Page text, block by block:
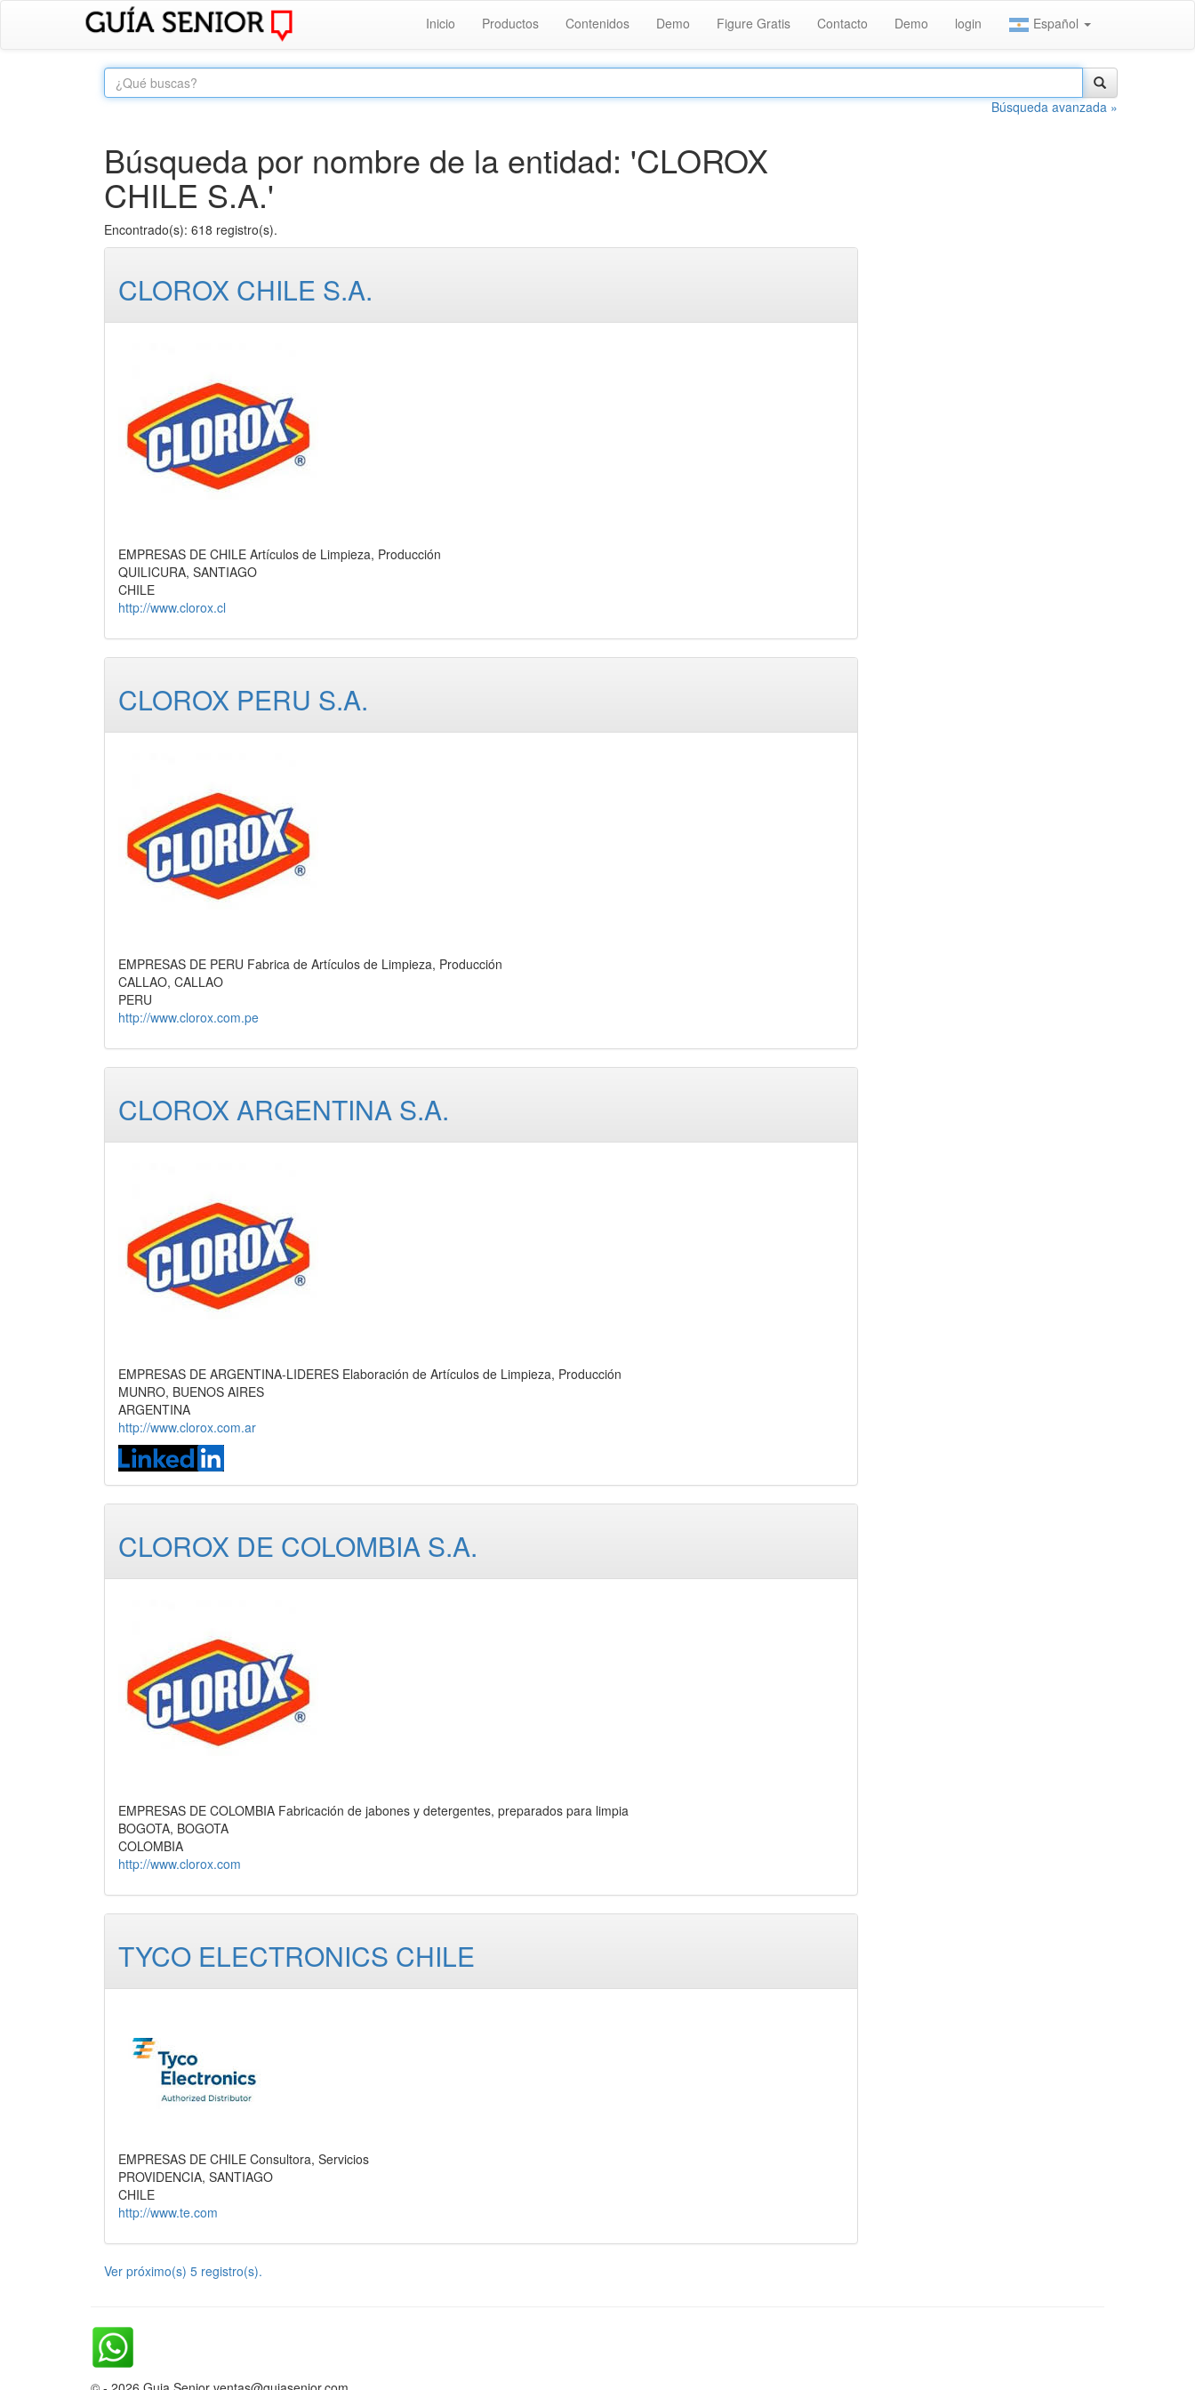
Inicio Productos Contenidos Demo Figure Gratis Contacto Demo login Español
Búsqueda avanzada »
Búsqueda por nombre de la entidad: 'CLOROX
CHILE S.A.'
Encontrado(s): 618 registro(s).
CLOROX CHILE S.A.
EMPRESAS DE CHILE Artículos de Limpieza, Producción
QUILICURA, SANTIAGO
CHILE
http://www.clorox.cl
CLOROX PERU S.A.
EMPRESAS DE PERU Fabrica de Artículos de Limpieza, Producción
CALLAO, CALLAO
PERU
http://www.clorox.com.pe
CLOROX ARGENTINA S.A.
EMPRESAS DE ARGENTINA-LIDERES Elaboración de Artículos de Limpieza, Producción
MUNRO, BUENOS AIRES
ARGENTINA
http://www.clorox.com.ar
CLOROX DE COLOMBIA S.A.
EMPRESAS DE COLOMBIA Fabricación de jabones y detergentes, preparados para limpia
BOGOTA, BOGOTA
COLOMBIA
http://www.clorox.com
TYCO ELECTRONICS CHILE
EMPRESAS DE CHILE Consultora, Servicios
PROVIDENCIA, SANTIAGO
CHILE
http://www.te.com
Ver próximo(s) 5 registro(s).